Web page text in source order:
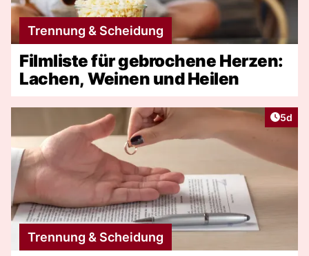
Trennung & Scheidung
Filmliste für gebrochene Herzen:
Lachen, Weinen und Heilen
5d
Trennung & Scheidung